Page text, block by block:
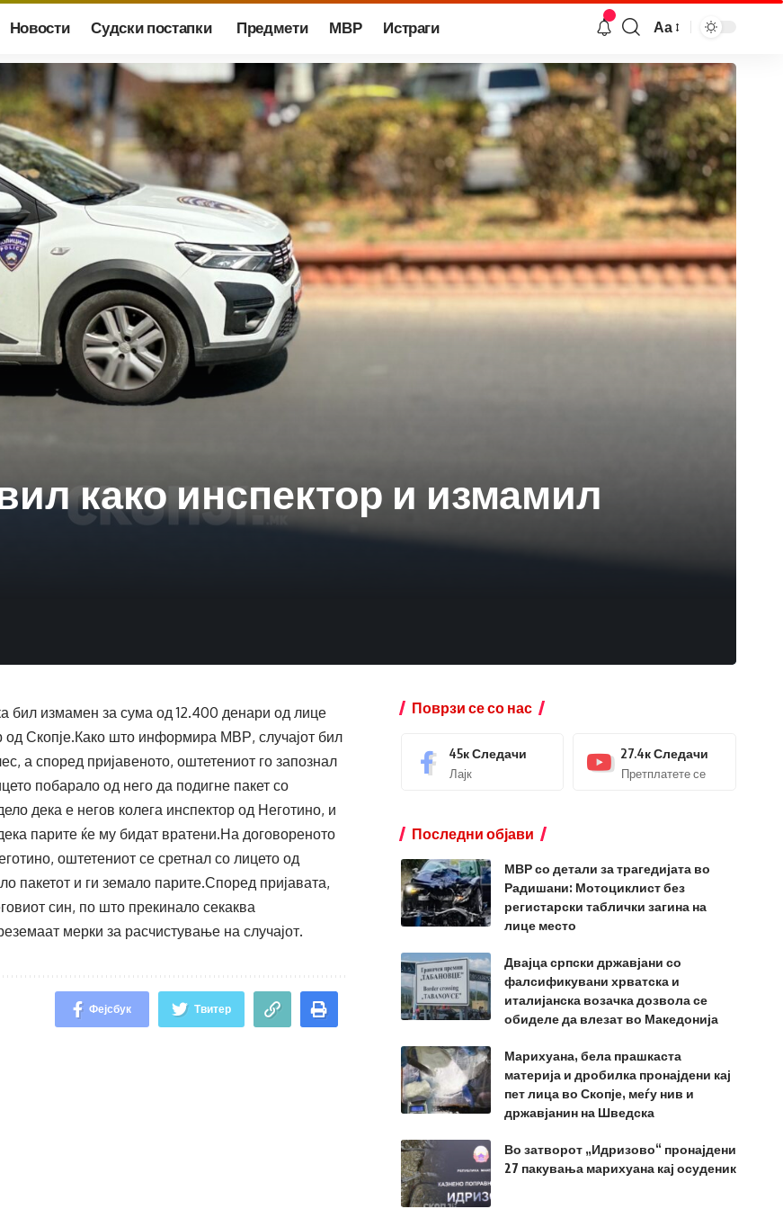
Новости Судски постапки Предмети МВР Истраги Аа
како инспектор и измамил
бил измамен за сума од 12.400 денари од лице
од Скопје.Како што информира МВР, случајот бил
а според пријавеното, оштетениот го запознал
побарало од него да подигне пакет со
дека е негов колега инспектор од Неготино, и
парите ќе му бидат вратени.На договореното
оштетениот се сретнал со лицето од
пакетот и ги земало парите.Според пријавата,
син, по што прекинало секаква
мерки за расчистување на случајот.
Фејсбук Твитер
Поврзи се со нас
45кСледачи
Лајк
27.4кСледачи
Претплатете се
Последни објави
МВР со детали за трагедијата во
Радишани: Мотоциклист без
регистарски таблички загина на
лице место
Двајца српски државјани со
фалсификувани хрватска и
италијанска возачка дозвола се
обиделе да влезат во Македонија
Марихуана, бела прашкаста
материја и дробилка пронајдени кај
пет лица во Скопје, меѓу нив и
државјанин на Шведска
Во затворот „Идризово“ пронајдени
27 пакувања марихуана кај осуденик